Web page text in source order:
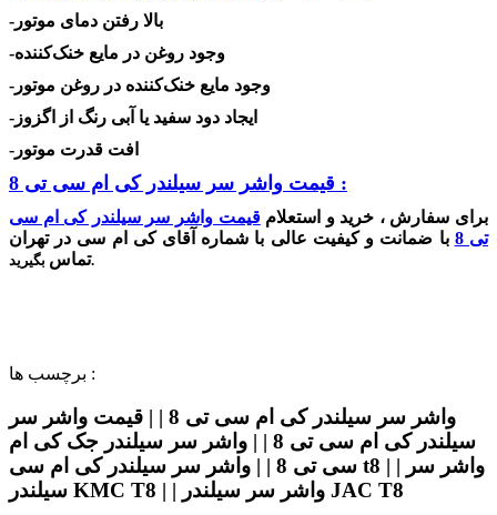
-بالا رفتن دمای موتور
-وجود روغن در مایع خنک‌کننده
-وجود مایع خنک‌کننده در روغن موتور
-ایجاد دود سفید یا آبی رنگ از اگزوز
-افت قدرت موتور
قیمت واشر سر سیلندر کی ام سی تی 8 :
برای سفارش ، خرید و استعلامقیمت واشر سر سیلندر کی ام سی
تی 8
با ضمانت و کیفیت عالی با شماره آقای کی ام سی در تهران
تماسبگیرید.
برچسب ها :
واشر سر سیلندر کی ام سی تی 8 | | قیمت واشر سر
سیلندر کی ام سی تی 8 | | واشر سر سیلندر جک کی ام
سی تی 8 | | واشر سر سیلندر کی ام سی t8 | | واشر سر
سیلندر KMC T8 | | واشر سر سیلندر JAC T8